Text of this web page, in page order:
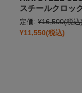
スチールクロッ
定価: ¥16,500(税込
¥11,550(税込)